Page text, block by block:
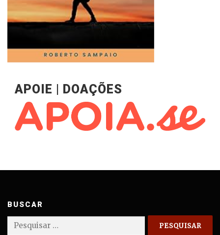
APOIE | DOAÇÕES
BUSCAR
Pesquisar